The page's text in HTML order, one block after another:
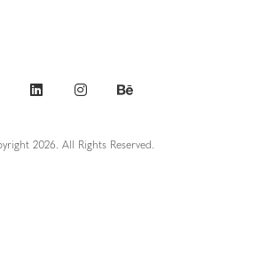
2026. All Rights Reserved.